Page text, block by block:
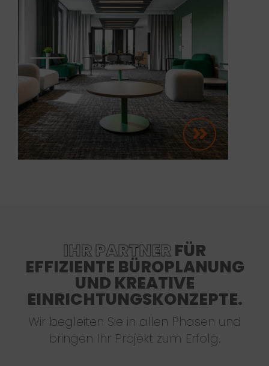
IHR PARTNERFÜR
EFFIZIENTE BÜROPLANUNG
UND KREATIVE
EINRICHTUNGSKONZEPTE.
Wir begleiten Sie in allen Phasen und
bringen Ihr Projekt zum Erfolg.